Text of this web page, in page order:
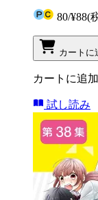
80/¥88(
カートに
カートに追
試し読み